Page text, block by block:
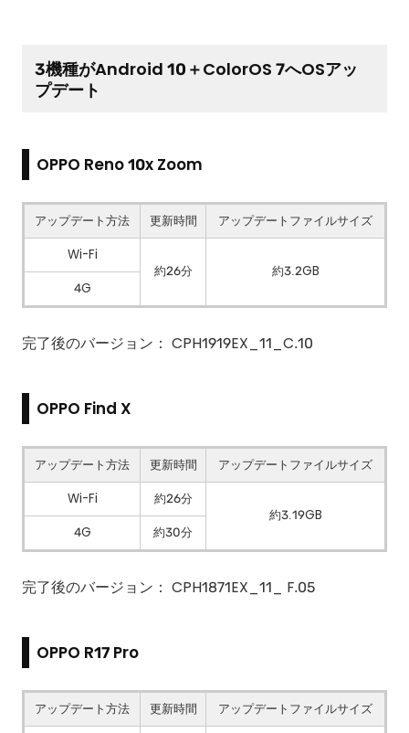
3機種がAndroid 10＋ColorOS 7へOSアッ
プデート
OPPO Reno 10x Zoom
アップデート方法 更新時間
アップデートファイルサイズ
Wi-Fi
約26分
約3.2GB
4G
完了後のバージョン： CPH1919EX_11_C.10
OPPO Find X
アップデート方法 更新時間
アップデートファイルサイズ
Wi-Fi
約26分
約3.19GB
4G
約30分
完了後のバージョン： CPH1871EX_11_ F.05
OPPO R17 Pro
アップデート方法 更新時間
アップデートファイルサイズ